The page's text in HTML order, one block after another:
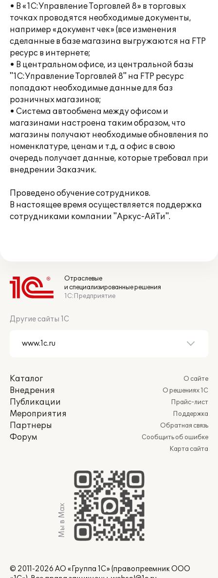
• В «1С:Управление Торговлей 8» в торговых
точках проводятся необходимые документы,
например «документ чек» (все изменения
сделанные в базе магазина выгружаются на FTP
ресурс в интернете;
• В центральном офисе, из центральной базы
"1С:Управление Торговлей 8" на FTP ресурс
попадают необходимые данные для баз
розничных магазинов;
• Система автообмена между офисом и
магазинами настроена таким образом, что
магазины получают необходимые обновления по
номенклатуре, ценам и т.д, а офис в свою
очередь получает данные, которые требовал при
внедрении Заказчик.
Проведено обучение сотрудников.
В настоящее время осуществляется поддержка
сотрудниками компании "Аркус-АйТи".
Отраслевые
и специализированные решения
1С:Предприятие
Другие сайты 1С
Каталог
Внедрения
Публикации
Мероприятия
Партнеры
Форум
О сайте
О решениях 1С
Прайс-лист
Поддержка
Обратная связь
Сообщить об ошибке
Карта сайта
Мы в Max
© 2011-2026 АО «Группа 1С» (правопреемник ООО